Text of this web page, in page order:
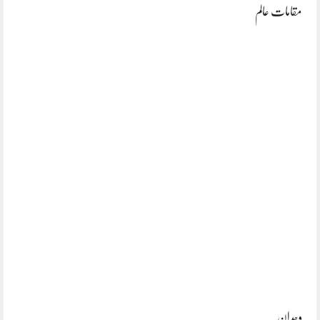
مقامات عالم
وجدان